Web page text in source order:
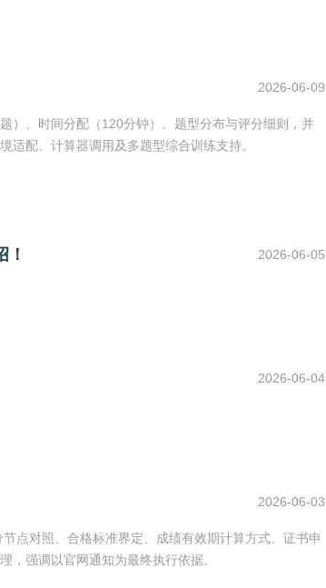
2026-06-09
）、时间分配（120分钟）、题型分布与评分细则，并
适配、计算器调用及多题型综合训练支持。
2026-06-05
2026-06-04
2026-06-03
点对照、合格标准界定、成绩有效期计算方式、证书申
，强调以官网通知为最终执行依据。